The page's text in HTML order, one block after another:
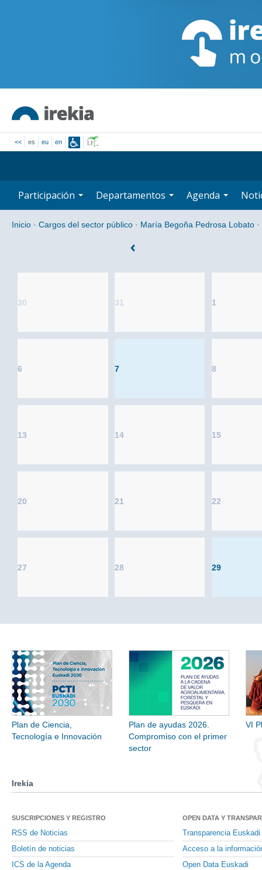
<< es eu en
Participación Departamentos Agenda
Inicio · Cargos del sector público · María Begoña Pedrosa Lobato ·
30 31 1
6 7 8
13 14 15
20 21 22
27 28 29
Plan de Ciencia,
Tecnología e Innovación
Plan de ayudas 2026.
Compromiso con el primer
sector
VI
Irekia
SUSCRIPCIONES Y REGISTRO
RSS de Noticias
Boletín de noticias
ICS de la Agenda
OPEN DATA Y
Transparencia Euskadi
Acceso a la
Open Data Euskadi